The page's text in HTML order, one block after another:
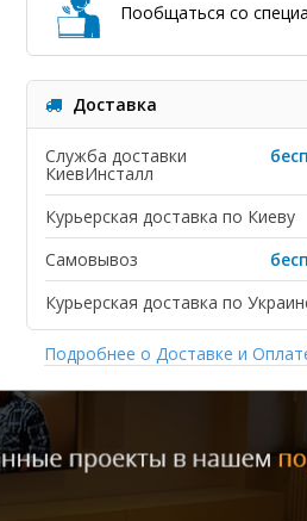
Пообщаться со
Доставка
Служба доставки
КиевИнсталл
Курьерская доставка по Киеву
Самовывоз
Курьерская доставка по
Подробнее о Доставке и